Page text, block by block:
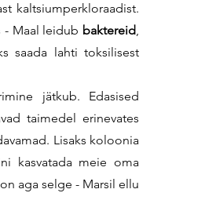
kaltsiumperkloraadist.
- Maal leidub baktereid,
saada lahti toksilisest
jätkub. Edasised
taimedel erinevates
Lisaks koloonia
kasvatada meie oma
aga selge - Marsil ellu